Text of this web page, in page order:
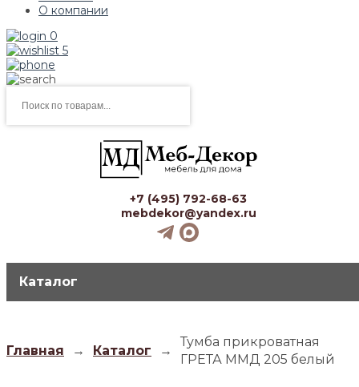
О компании
0
5
товаров
+7 (495) 792-68-63
mebdekor@yandex.ru
Каталог
Главная → Каталог →
Тумба прикроватная
ГРЕТА ММД 205 белый